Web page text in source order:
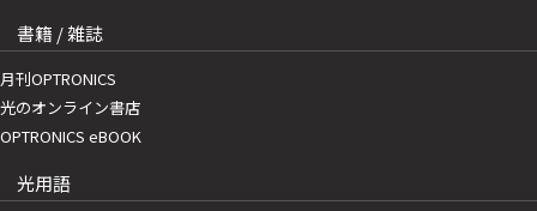
書籍 / 雑誌
月刊OPTRONICS
光のオンライン書店
OPTRONICS eBOOK
光用語